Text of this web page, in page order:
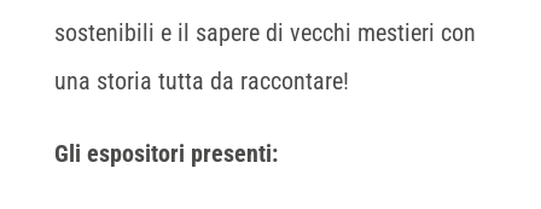
sostenibili e il sapere di vecchi mestieri con
una storia tutta da raccontare!
Gli espositori presenti: